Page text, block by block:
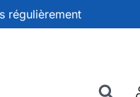
régulièrement